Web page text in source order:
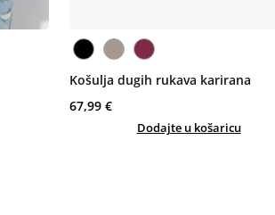
Košulja dugih rukava karirana
67,99 €
Dodajte u košaricu